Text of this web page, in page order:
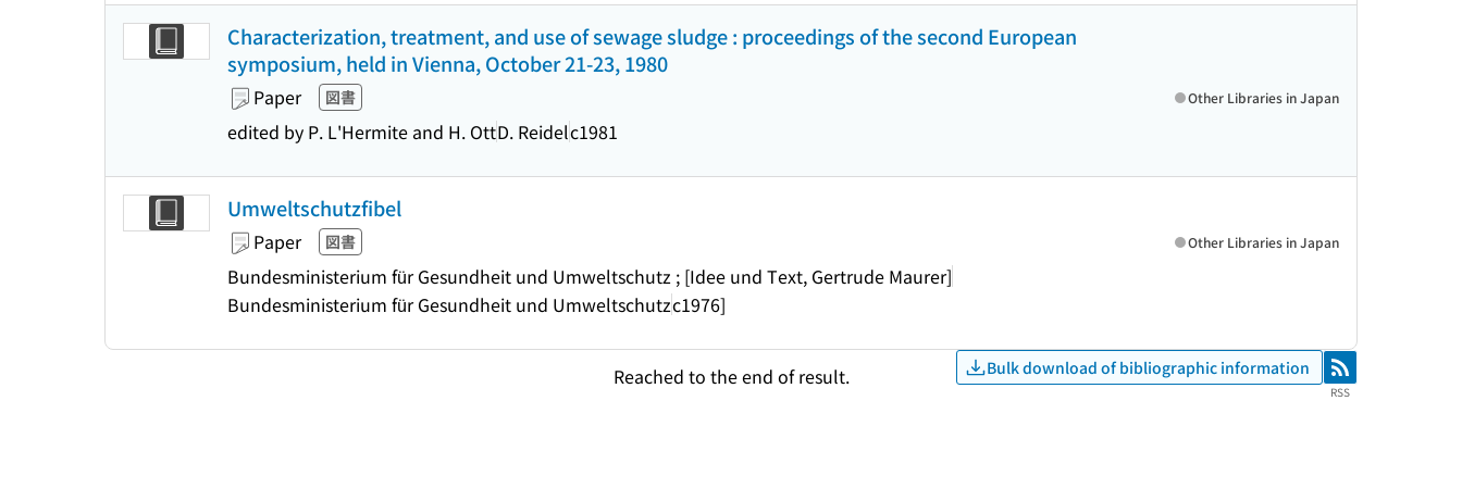
Characterization, treatment, and use of sewage sludge : proceedings of the second European
symposium, held in Vienna, October 21-23, 1980
Paper 図書
edited by P. L'Hermite and H. OttD. Reidelc1981
Other Libraries in Japan
Umweltschutzfibel
Paper 図書
Bundesministerium für Gesundheit und Umweltschutz ; [Idee und Text, Gertrude Maurer]
Bundesministerium für Gesundheit und Umweltschutzc1976]
Other Libraries in Japan
Reached to the end of result. Bulk download of bibliographic information RSS
RSS